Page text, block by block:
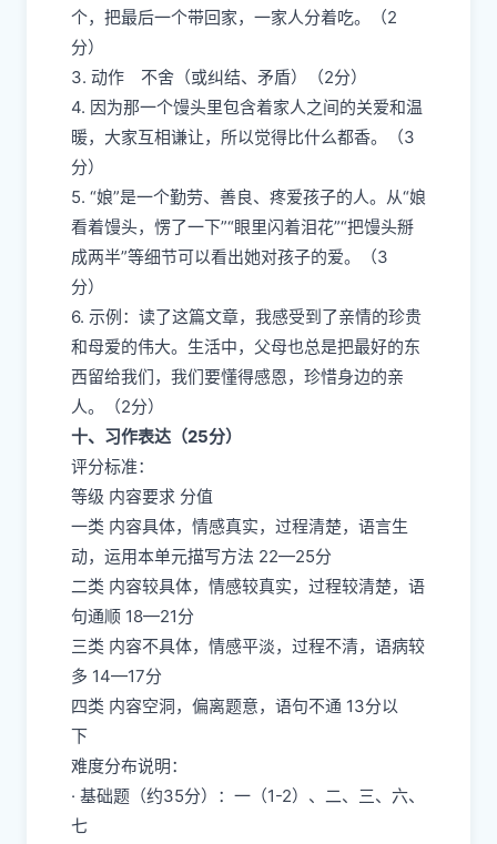
个，把最后一个带回家，一家人分着吃。（2
分）
3. 动作 不舍（或纠结、矛盾）（2分）
4. 因为那一个馒头里包含着家人之间的关爱和温
暖，大家互相谦让，所以觉得比什么都香。（3
分）
5. “娘”是一个勤劳、善良、疼爱孩子的人。从“娘
看着馒头，愣了一下”“眼里闪着泪花”“把馒头掰
成两半”等细节可以看出她对孩子的爱。（3
分）
6. 示例：读了这篇文章，我感受到了亲情的珍贵
和母爱的伟大。生活中，父母也总是把最好的东
西留给我们，我们要懂得感恩，珍惜身边的亲
人。（2分）
十、习作表达（25分）
评分标准：
等级 内容要求 分值
一类 内容具体，情感真实，过程清楚，语言生
动，运用本单元描写方法 22—25分
二类 内容较具体，情感较真实，过程较清楚，语
句通顺 18—21分
三类 内容不具体，情感平淡，过程不清，语病较
多 14—17分
四类 内容空洞，偏离题意，语句不通 13分以
下
难度分布说明：
· 基础题（约35分）：一（1-2）、二、三、六、
七